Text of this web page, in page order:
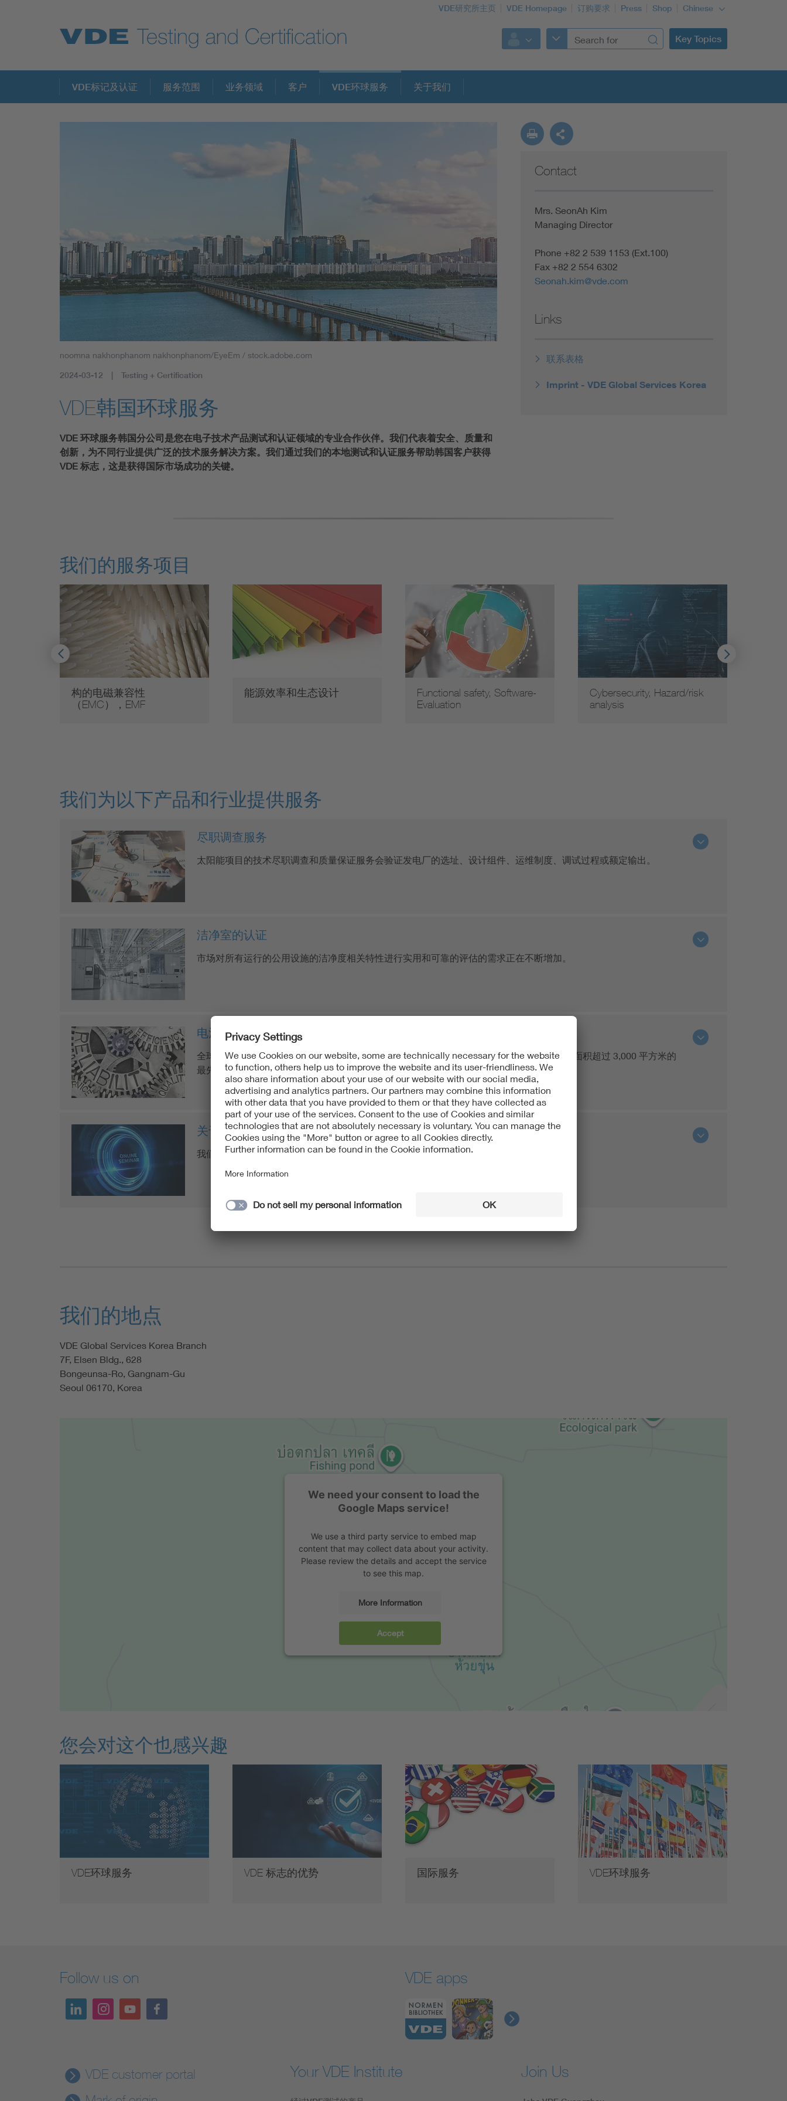
VDE研究所主页 VDE Homepage 订购要求 Press Shop Chinese
Key Topics
Key Topics
VDE标记及认证 服务范围 业务领域 客户 VDE环球服务 关于我们
noomna nakhonphanom nakhonphanom/EyeEm / stock.adobe.com
2024-03-12 Testing + Certification
VDE韩国环球服务
VDE 环球服务韩国分公司是您在电子技术产品测试和认证领域的专业合作伙伴。我们代表着安全、质量和
创新，为不同行业提供广泛的技术服务解决方案。我们通过我们的本地测试和认证服务帮助韩国客户获得
VDE 标志，这是获得国际市场成功的关键。
Contact
Mrs. SeonAh Kim
Managing Director
Phone +82 2 539 1153 (Ext.100)
Fax +82 2 554 6302
Seonah.kim@vde.com
Links
联系表格
Imprint - VDE Global Services Korea
我们的服务项目
构的电磁兼容性
（EMC），EMF
能源效率和生态设计
Functional safety, Software-
Evaluation
Cybersecurity, Hazard/risk
analysis
我们为以下产品和行业提供服务
尽职调查服务
太阳能项目的技术尽职调查和质量保证服务会验证发电厂的选址、设计组件、运维制度、调试过程或额定输出。
洁净室的认证
市场对所有运行的公用设施的洁净度相关特性进行实用和可靠的评估的需求正在不断增加。
电池的可靠性
全球对电池的安全性和可靠性提出了很高的要求。 因此，VDE的专家在德国和新加坡的测试面积超过 3,000 平方米的
最先进实验室中提供电池和储能测试服务。（即将建成：在美国和中国的实验室）
关于（新）标准的研讨会和培训
我们希望通过在线研讨会向您介绍有关电气设备和系统的测试认证的最新进展。
我们的地点
VDE Global Services Korea Branch
7F, Elsen Bldg., 628
Bongeunsa-Ro, Gangnam-Gu
Seoul 06170, Korea
We need your consent to load the
Google Maps service!
We use a third party service to embed map
content that may collect data about your activity.
Please review the details and accept the service
to see this map.
More Information
Accept
您会对这个也感兴趣
VDE环球服务 VDE 标志的优势 国际服务 VDE环球服务
Follow us on VDE apps
VDE customer portal
Your VDE Institute Join Us